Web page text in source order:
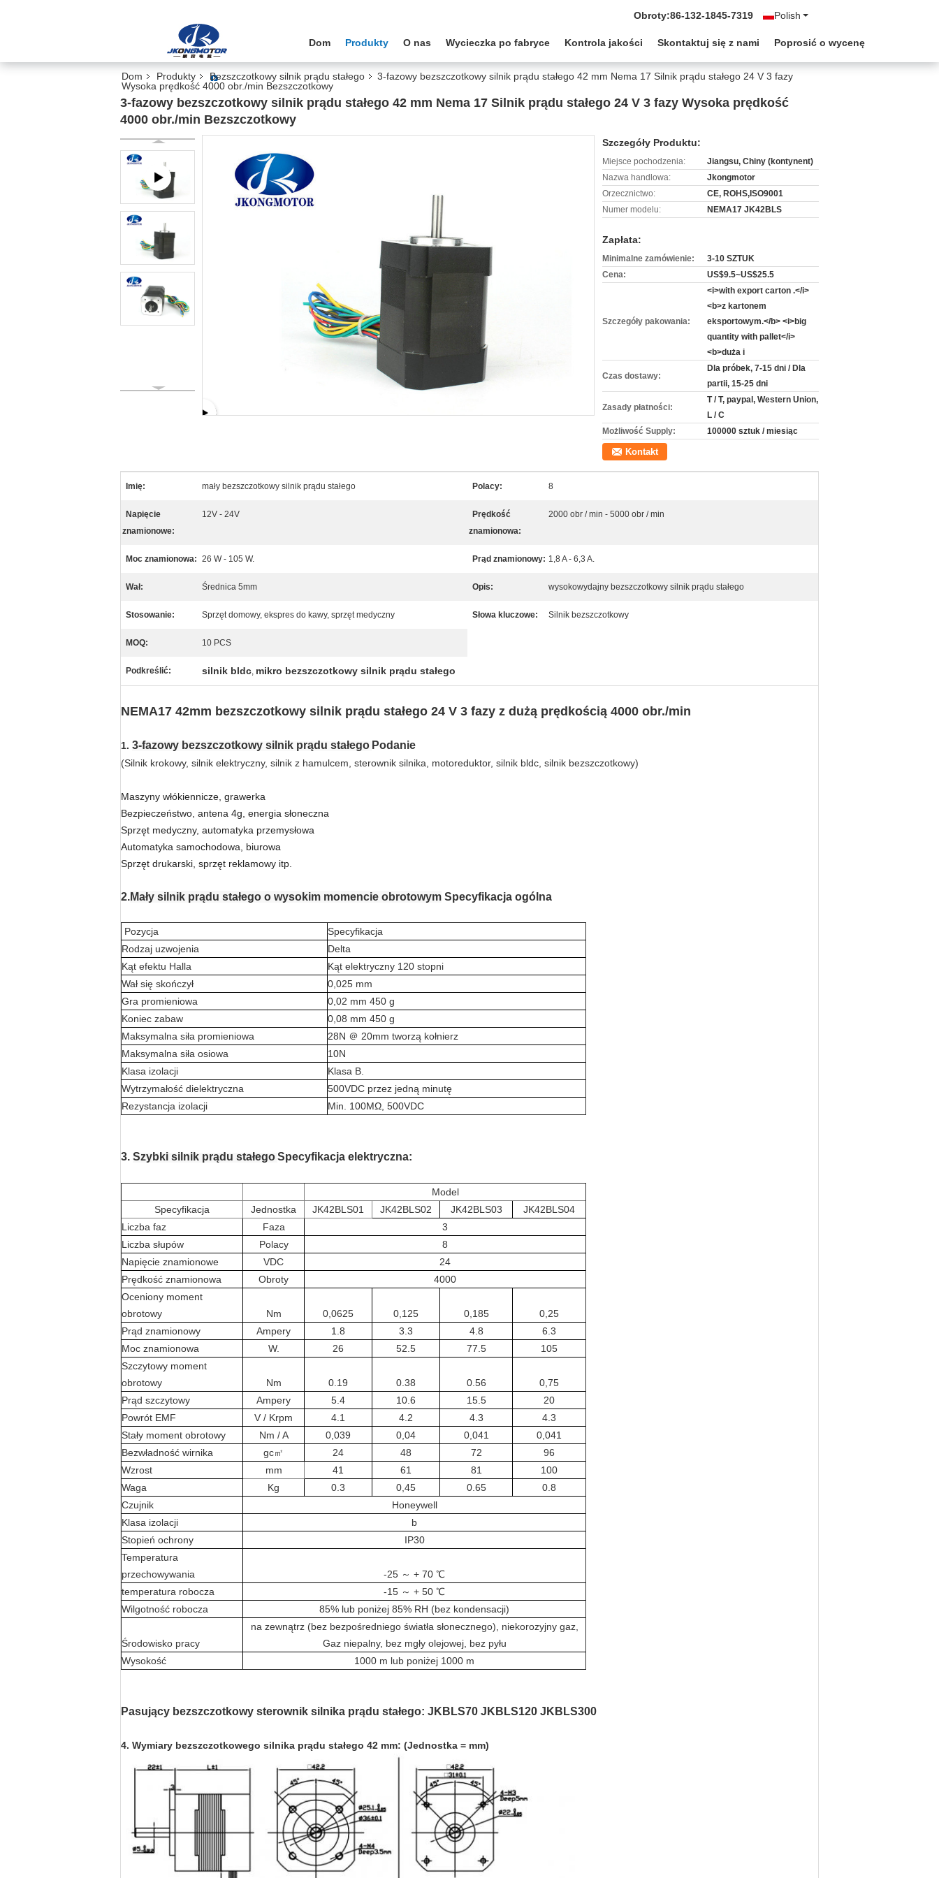
Polish
Obroty:86-132-1845-7319
Dom Produkty O nas Wycieczka po fabryce Kontrola jakości Skontaktuj się z nami Poprosić o wycenę
Dom Produkty Bezszczotkowy silnik prądu stałego
3-fazowy bezszczotkowy silnik prądu stałego 42 mm Nema 17 Silnik prądu stałego 24 V 3 fazy
Wysoka prędkość 4000 obr./min Bezszczotkowy
3-fazowy bezszczotkowy silnik prądu stałego 42 mm Nema 17 Silnik prądu stałego 24 V 3 fazy Wysoka prędkość
4000 obr./min Bezszczotkowy
Szczegóły Produktu:
Miejsce pochodzenia:
Jiangsu, Chiny (kontynent)
Nazwa handlowa:
Jkongmotor
Orzecznictwo:
CE, ROHS,ISO9001
Numer modelu:
NEMA17 JK42BLS
Zapłata:
Minimalne zamówienie:
3-10 SZTUK
Cena:
US$9.5~US$25.5
Szczegóły pakowania:
<i>with export carton .</i>
<b>z kartonem
eksportowym.</b> <i>big
quantity with pallet</i>
<b>duża i
Czas dostawy:
Dla próbek, 7-15 dni / Dla
partii, 15-25 dni
Zasady płatności:
T / T, paypal, Western Union,
L / C
Możliwość Supply:
100000 sztuk / miesiąc
Kontakt
Imię: mały bezszczotkowy silnik prądu stałego Polacy: 8
Napięcie
znamionowe:
12V - 24V
Prędkość
znamionowa:
2000 obr / min - 5000 obr / min
Moc znamionowa: 26 W - 105 W. Prąd znamionowy: 1,8 A - 6,3 A.
Wał: Średnica 5mm Opis: wysokowydajny bezszczotkowy silnik prądu stałego
Stosowanie: Sprzęt domowy, ekspres do kawy, sprzęt medyczny Słowa kluczowe: Silnik bezszczotkowy
MOQ: 10 PCS
Podkreślić: silnik bldc, mikro bezszczotkowy silnik prądu stałego
NEMA17 42mm bezszczotkowy silnik prądu stałego 24 V 3 fazy z dużą prędkością 4000 obr./min
1. 3-fazowy bezszczotkowy silnik prądu stałego Podanie
(Silnik krokowy, silnik elektryczny, silnik z hamulcem, sterownik silnika, motoreduktor, silnik bldc, silnik bezszczotkowy)
Maszyny włókiennicze, grawerka
Bezpieczeństwo, antena 4g, energia słoneczna
Sprzęt medyczny, automatyka przemysłowa
Automatyka samochodowa, biurowa
Sprzęt drukarski, sprzęt reklamowy itp.
2.Mały silnik prądu stałego o wysokim momencie obrotowym Specyfikacja ogólna
Pozycja
Specyfikacja
Rodzaj uzwojenia
Delta
Kąt efektu Halla
Kąt elektryczny 120 stopni
Wał się skończył
0,025 mm
Gra promieniowa
0,02 mm 450 g
Koniec zabaw
0,08 mm 450 g
Maksymalna siła promieniowa
28N ＠ 20mm tworzą kołnierz
Maksymalna siła osiowa
10N
Klasa izolacji
Klasa B.
Wytrzymałość dielektryczna
500VDC przez jedną minutę
Rezystancja izolacji
Min. 100MΩ, 500VDC
3. Szybki silnik prądu stałegoSpecyfikacja elektryczna:
Model
Specyfikacja
Jednostka JK42BLS01 JK42BLS02 JK42BLS03
JK42BLS04
Liczba faz
Faza
3
Liczba słupów
Polacy
8
Napięcie znamionowe
VDC
24
Prędkość znamionowa
Obroty
4000
Oceniony moment
obrotowy
Nm 0,0625 0,125 0,185
0,25
Prąd znamionowy
Ampery 1.8 3.3 4.8
6.3
Moc znamionowa
W. 26 52.5 77.5
105
Szczytowy moment
obrotowy
Nm 0.19 0.38 0.56
0,75
Prąd szczytowy
Ampery 5.4 10.6 15.5
20
Powrót EMF
V / Krpm 4.1 4.2 4.3
4.3
Stały moment obrotowy
Nm / A 0,039 0,04 0,041
0,041
Bezwładność wirnika
gc㎡ 24 48 72
96
Wzrost
mm 41 61 81
100
Waga
Kg 0.3 0,45 0.65
0.8
Czujnik
Honeywell
Klasa izolacji
b
Stopień ochrony
IP30
Temperatura
przechowywania
-25 ～ + 70 ℃
temperatura robocza
-15 ～ + 50 ℃
Wilgotność robocza
85% lub poniżej 85% RH (bez kondensacji)
Środowisko pracy
na zewnątrz (bez bezpośredniego światła słonecznego), niekorozyjny gaz,
Gaz niepalny, bez mgły olejowej, bez pyłu
Wysokość
1000 m lub poniżej 1000 m
Pasujący bezszczotkowy sterownik silnika prądu stałego: JKBLS70 JKBLS120 JKBLS300
4. Wymiary bezszczotkowego silnika prądu stałego 42 mm: (Jednostka = mm)